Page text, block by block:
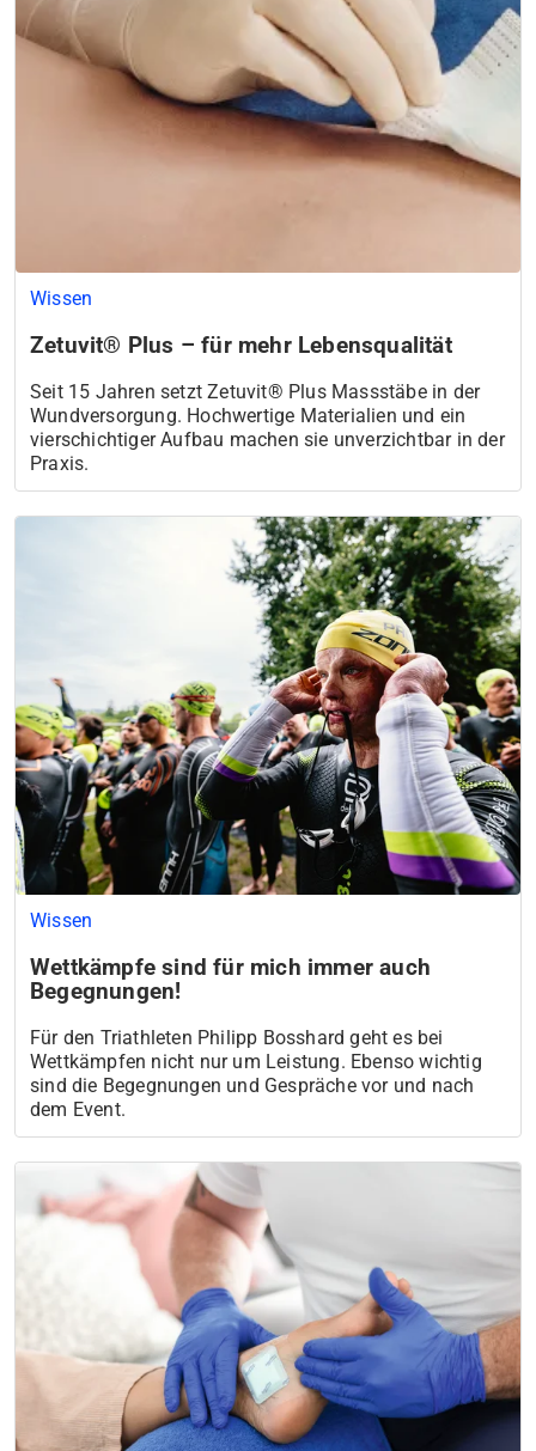
Wissen
Zetuvit® Plus – für mehr Lebensqualität
Seit 15 Jahren setzt Zetuvit® Plus Massstäbe in der
Wundversorgung. Hochwertige Materialien und ein
vierschichtiger Aufbau machen sie unverzichtbar in der
Praxis.
Wissen
Wettkämpfe sind für mich immer auch
Begegnungen!
Für den Triathleten Philipp Bosshard geht es bei
Wettkämpfen nicht nur um Leistung. Ebenso wichtig
sind die Begegnungen und Gespräche vor und nach
dem Event.